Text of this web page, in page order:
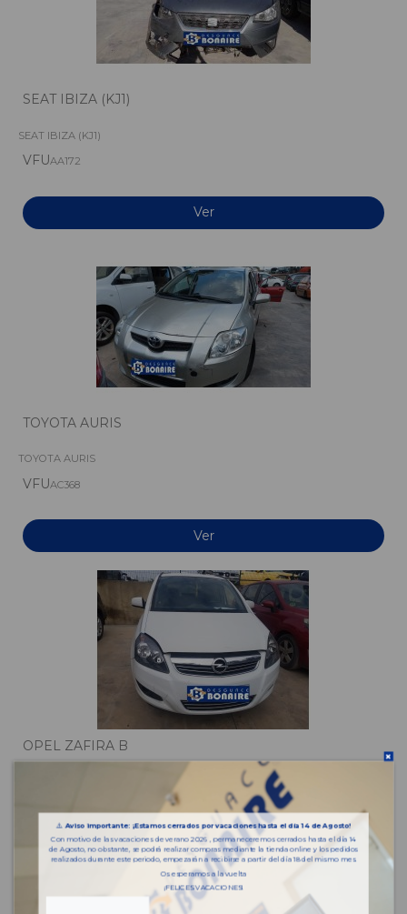
SEAT IBIZA (KJ1)
SEAT IBIZA (KJ1)
VFUAA172
Ver
TOYOTA AURIS
TOYOTA AURIS
VFUAC368
Ver
OPEL ZAFIRA B
Ver
⚠️Aviso importante: ¡Estamos cerrados por vacaciones hasta el día 14 de Agosto!
Con motivo de las vacaciones de verano 2026 , permaneceremos cerrados hasta el día 14
de Agosto, no obstante, se podrá realizar compras mediante la tienda online y los pedidos
realizados durante este periodo, empezarán a recibirse a partir del día 18 del mismo mes.
Os esperamos a la vuelta
¡FELICES VACACIONES!